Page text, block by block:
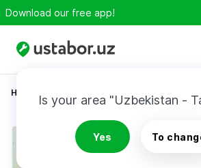
Download our free app!
Is your area "Uzbekistan -
Yes To
Home
Alimbekov Otabek
reviews